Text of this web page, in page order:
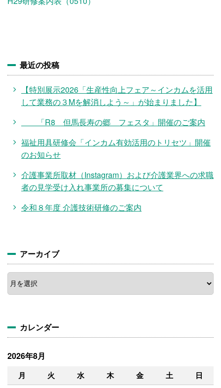
最近の投稿
【特別展示2026「生産性向上フェア～インカムを活用
して業務の３Mを解消しよう～」が始まりました】
「R8 但馬長寿の郷 フェスタ」開催のご案内
福祉用具研修会「インカム有効活用のトリセツ」開催
のお知らせ
介護事業所取材（Instagram）および介護業界への求職
者の見学受け入れ事業所の募集について
令和８年度 介護技術研修のご案内
アーカイブ
ア
ー
カ
カレンダー
2026年8月
月 火 水 木 金 土 日